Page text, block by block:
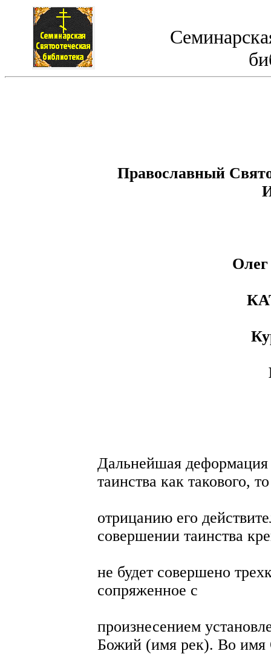
Православный
Дальнейшая
таинства как такового,
отрицанию его
совершении таинства
не будет совершено
сопряженное с
произнесением
Божий (имя рек). Во имя